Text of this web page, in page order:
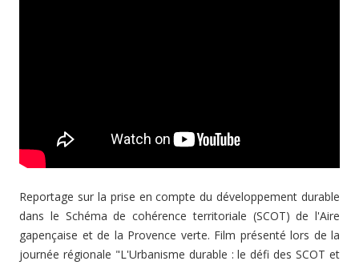
Reportage sur la prise en compte du développement durable
dans le Schéma de cohérence territoriale (SCOT) de l'Aire
gapençaise et de la Provence verte. Film présenté lors de la
journée régionale "L'Urbanisme durable : le défi des SCOT et